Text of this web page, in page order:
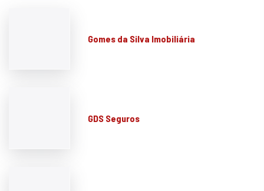
Gomes da Silva Imobiliária
GDS Seguros